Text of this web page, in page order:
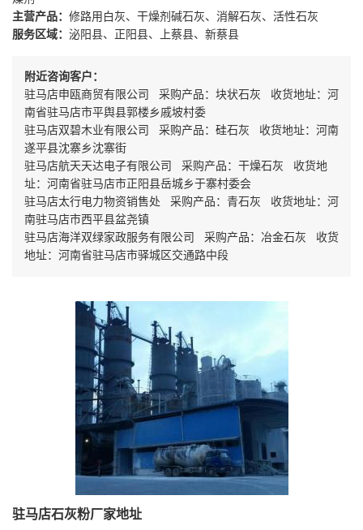
主营产品： 修路用白灰、干燥剂碱石灰、消解石灰、活性石灰
服务区域： 泌阳县、正阳县、上蔡县、新蔡县
附近咨询客户：
驻马店申瓯商贸有限公司 采购产品：块状石灰 收货地址：河
南省驻马店市平舆县郭楼乡戚坡村委
驻马店双碧木业有限公司 采购产品：硅石灰 收货地址：河南
遂平县沈寨乡沈寨街
驻马店航天天达电子有限公司 采购产品：干燥石灰 收货地
址：河南省驻马店市正阳县岳城乡于寨村委会
驻马店太行电力物资销售处 采购产品：青石灰 收货地址：河
南驻马店市西平县盆尧镇
驻马店海洋双绿家政服务有限公司 采购产品：冶金石灰 收货
地址：河南省驻马店市驿城区交通路中段
驻马店石灰粉厂家地址